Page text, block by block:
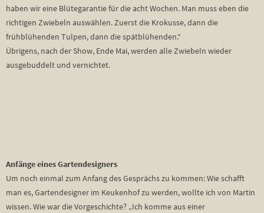
haben wir eine Blütegarantie für die acht Wochen. Man muss eben die
richtigen Zwiebeln auswählen. Zuerst die Krokusse, dann die
frühblühenden Tulpen, dann die spätblühenden.“
Übrigens, nach der Show, Ende Mai, werden alle Zwiebeln wieder
ausgebuddelt und vernichtet.
Anfänge eines Gartendesigners
Um noch einmal zum Anfang des Gesprächs zu kommen: Wie schafft
man es, Gartendesigner im Keukenhof zu werden, wollte ich von Martin
wissen. Wie war die Vorgeschichte? „Ich komme aus einer